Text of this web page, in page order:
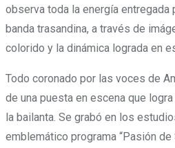
observa toda la energía entregada
banda trasandina, a través de
colorido y la dinámica lograda en
Todo coronado por las voces de
de una puesta en escena que
la bailanta. Se grabó en los
emblemático programa “Pasión de